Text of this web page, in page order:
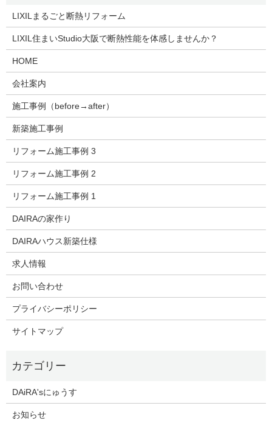
LIXILまるごと断熱リフォーム
LIXIL住まいStudio大阪で断熱性能を体感しませんか？
HOME
会社案内
施工事例（before→after）
新築施工事例
リフォーム施工事例 3
リフォーム施工事例 2
リフォーム施工事例 1
DAIRAの家作り
DAIRAハウス新築仕様
求人情報
お問い合わせ
プライバシーポリシー
サイトマップ
DAiRA'sにゅうす
お知らせ